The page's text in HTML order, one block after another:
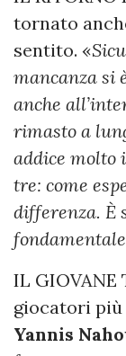
tornato
sentito. «
mancanza si
anche
rimasto a
addice molto
tre: come
differenza. È
IL GIOVANE
giocatori più
Yannis